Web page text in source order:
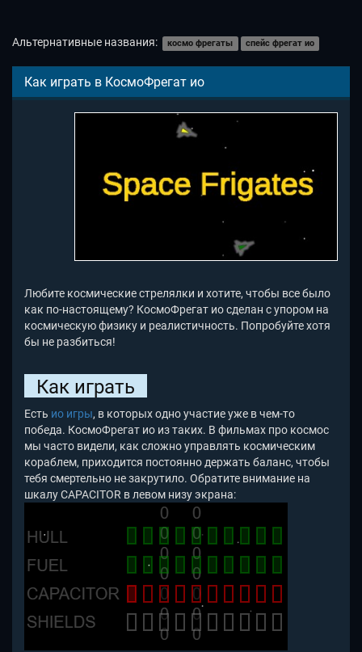
Альтернативные названия: космо фрегаты спейс фрегат ио
Как играть в КосмоФрегат ио
Любите космические стрелялки и хотите, чтобы все было
как по-настоящему? КосмоФрегат ио сделан с упором на
космическую физику и реалистичность. Попробуйте хотя
бы не разбиться!
Как играть
Есть ио игры, в которых одно участие уже в чем-то
победа. КосмоФрегат ио из таких. В фильмах про космос
мы часто видели, как сложно управлять космическим
кораблем, приходится постоянно держать баланс, чтобы
тебя смертельно не закрутило. Обратите внимание на
шкалу CAPACITOR в левом низу экрана: